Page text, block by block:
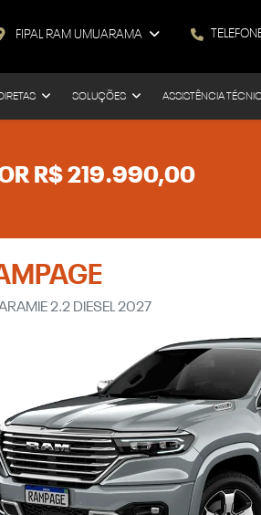
FIPAL RAM UMUARAMA
SOLUÇÕES ASSISTÊNCIA
R$ 219.990,00
2.2 DIESEL 2027